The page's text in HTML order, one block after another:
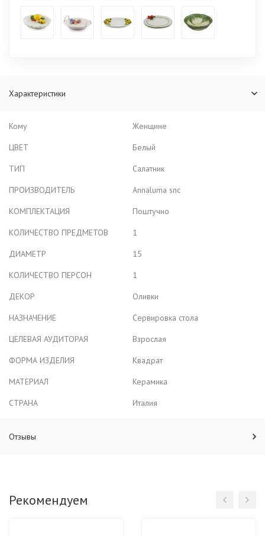
Характеристики
Кому
Женщине
ЦВЕТ
Белый
ТИП
Салатник
ПРОИЗВОДИТЕЛЬ
Annaluma snc
КОМПЛЕКТАЦИЯ
Поштучно
КОЛИЧЕСТВО ПРЕДМЕТОВ
1
ДИАМЕТР
15
КОЛИЧЕСТВО ПЕРСОН
1
ДЕКОР
Оливки
НАЗНАЧЕНИЕ
Сервировка стола
ЦЕЛЕВАЯ АУДИТОРАЯ
Взрослая
ФОРМА ИЗДЕЛИЯ
Квадрат
МАТЕРИАЛ
Керамика
СТРАНА
Италия
Отзывы
Рекомендуем